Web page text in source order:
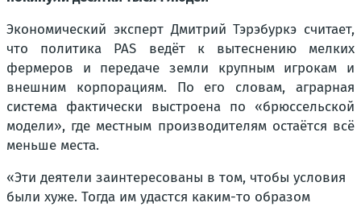
Экономический эксперт Дмитрий Тэрэбуркэ считает,
что политика PAS ведёт к вытеснению мелких
фермеров и передаче земли крупным игрокам и
внешним корпорациям. По его словам, аграрная
система фактически выстроена по «брюссельской
модели», где местным производителям остаётся всё
меньше места.
«Эти деятели заинтересованы в том, чтобы условия
были хуже. Тогда им удастся каким-то образом